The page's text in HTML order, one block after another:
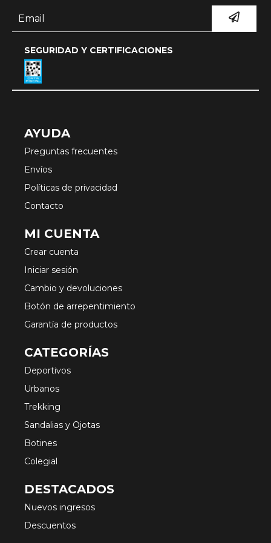
SEGURIDAD Y CERTIFICACIONES
AYUDA
Preguntas frecuentes
Envíos
Políticas de privacidad
Contacto
MI CUENTA
Crear cuenta
Iniciar sesión
Cambio y devoluciones
Botón de arrepentimiento
Garantía de productos
CATEGORÍAS
Deportivos
Urbanos
Trekking
Sandalias y Ojotas
Botines
Colegial
DESTACADOS
Nuevos ingresos
Descuentos